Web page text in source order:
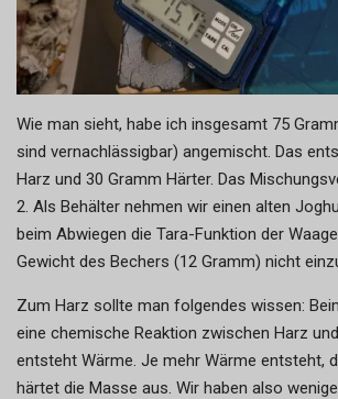
Wie man sieht, habe ich insgesamt 75
sind vernachlässigbar) angemischt. Das
Harz und 30 Gramm Härter. Das
2. Als Behälter nehmen wir einen alten
beim Abwiegen die Tara-Funktion der
Gewicht des Bechers (12 Gramm) nicht
Zum Harz sollte man folgendes wissen:
eine chemische Reaktion zwischen Harz
entsteht Wärme. Je mehr Wärme entsteht,
härtet die Masse aus. Wir haben also